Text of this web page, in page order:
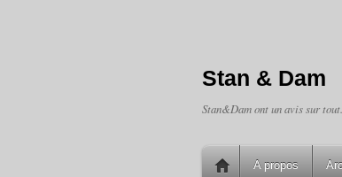
Stan & Dam
Stan&Dam ont un avis sur tout.
A propos